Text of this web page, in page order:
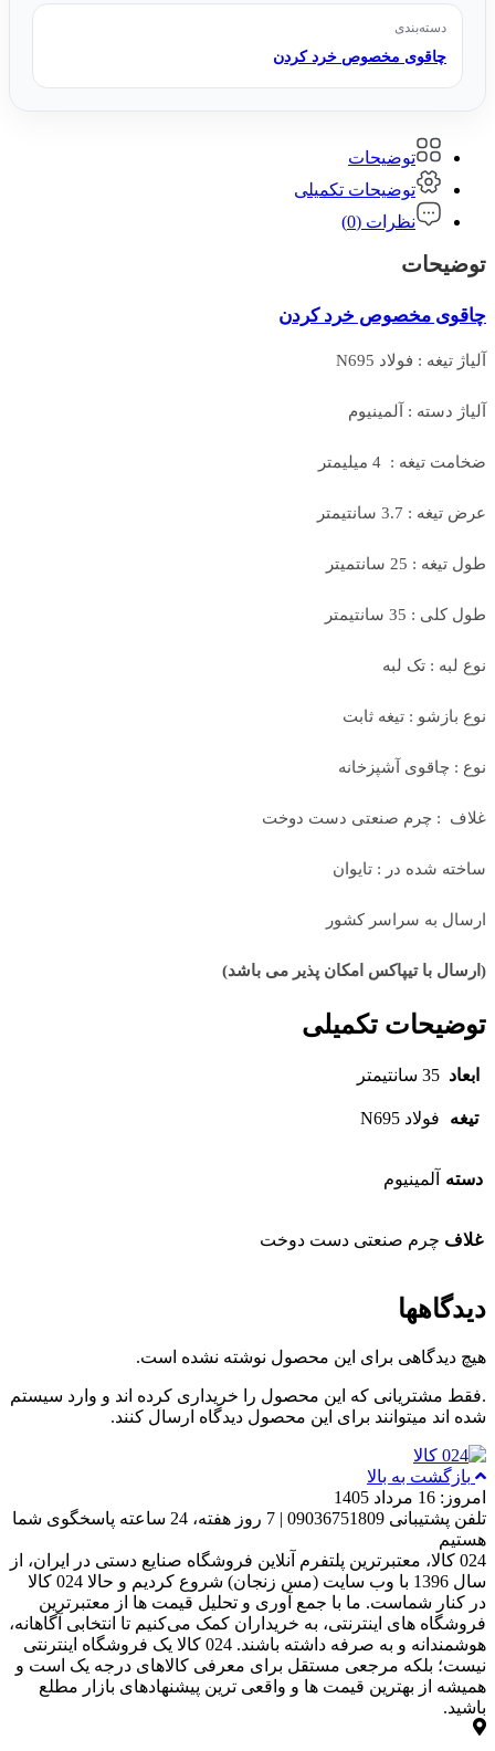
دسته‌بندی
چاقوی مخصوص خرد کردن
توضیحات
توضیحات تکمیلی
نظرات (0)
توضیحات
چاقوی مخصوص خرد کردن
آلیاژ تیغه : فولاد N695
آلیاژ دسته : آلمینیوم
ضخامت تیغه : 4 میلیمتر
عرض تیغه : 3.7 سانتیمتر
طول تیغه : 25 سانتمیتر
طول کلی : 35 سانتیمتر
نوع لبه : تک لبه
نوع بازشو : تیغه ثابت
نوع : چاقوی آشپزخانه
غلاف : چرم صنعتی دست دوخت
ساخته شده در : تایوان
ارسال به سراسر کشور
(ارسال با تیپاکس امکان پذیر می باشد)
توضیحات تکمیلی
ابعاد 35 سانتیمتر
تیغه فولاد N695
دسته آلمینیوم
غلاف چرم صنعتی دست دوخت
دیدگاهها
هیچ دیدگاهی برای این محصول نوشته نشده است.
.فقط مشتریانی که این محصول را خریداری کرده اند و وارد سیستم
شده اند میتوانند برای این محصول دیدگاه ارسال کنند.
بازگشت به بالا
امروز: 16 مرداد 1405
تلفن پشتیبانی 09036751809 | 7 روز هفته، 24 ساعته پاسخگوی شما
هستیم
024 کالا، معتبرترین پلتفرم آنلاین فروشگاه صنایع دستی در ایران، از
سال 1396 با وب سایت (مس زنجان) شروع کردیم و حالا 024 کالا
در کنار شماست. ما با جمع‌ آوری و تحلیل قیمت‌ ها از معتبرترین
فروشگاه‌ های اینترنتی، به خریداران کمک می‌کنیم تا انتخابی آگاهانه،
هوشمندانه و به‌ صرفه داشته باشند. 024 کالا یک فروشگاه اینترنتی
نیست؛ بلکه مرجعی مستقل برای معرفی کالاهای درجه یک است و
همیشه از بهترین قیمت‌ ها و واقعی‌ ترین پیشنهادهای بازار مطلع
باشید.